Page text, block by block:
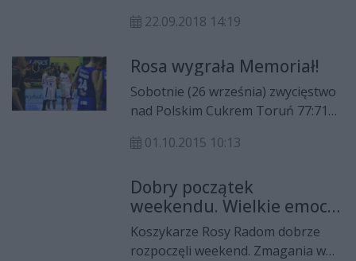
oraz najbliższa rodzina oddała w
Filipiak, miłośniczki klasycznej
motoryzacji i uczestniczce wielu
rajdów pojazdów zabytkowych,
rajdzie wystartowali tez mazowieccy
22.09.2018 14:19
Rosa wygrała Memoriał!
Sobotnie (26 września) zwycięstwo
nad Polskim Cukrem Toruń 77:71
najwyższym stopniu podium w XXIII
Wicherka. Trzecie miejsce zdobył
zaś piątkowy rywal radomian,
Polfarmex Kutno.
01.10.2015 10:13
Dobry początek
weekendu. Wielkie emocje
i dogrywka
Koszykarze Rosy Radom dobrze
rozpoczęli weekend. Zmagania w